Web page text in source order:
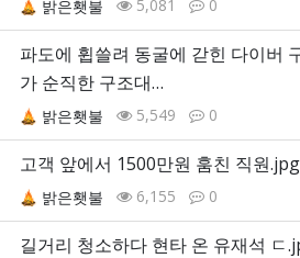
밝은횃불 5,081 0
파도에 휩쓸려 동굴에 갇힌 다이버
가 순직한 구조대…
밝은횃불 5,549 0
고객 앞에서 1500만원 훔친 직원.jpg
밝은횃불 6,155 0
길거리 청소하다 현타 온 유재석 ㄷ